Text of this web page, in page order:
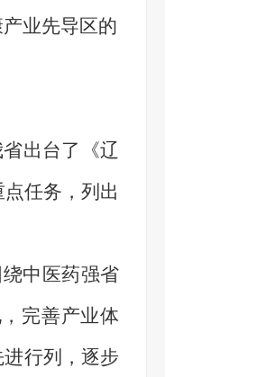
业先导区的
出台了《辽
点任务，列出
中医药强省
完善产业体
行列，逐步